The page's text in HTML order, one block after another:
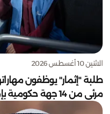
الاثنين 10 أغسطس 2026
طلبة "إثمار" يوظفون
مرئي من 14 جهة حكومية بإمارة الشارقة